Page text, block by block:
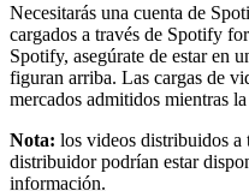
Necesitarás una cuenta de
cargados a través de Spotify
Spotify, asegúrate de estar en
figuran arriba. Las cargas de
mercados admitidos mientras
Nota: los videos distribuidos a
distribuidor podrían estar
información.